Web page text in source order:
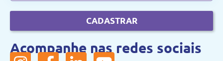
CADASTRAR
Acompanhe nas redes sociais